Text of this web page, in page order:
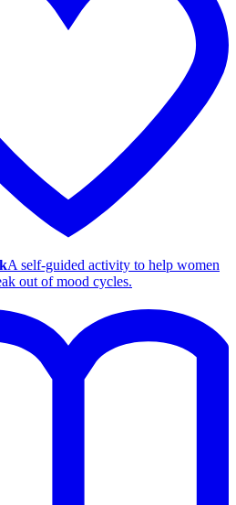
A self-guided activity to help women
out of mood cycles.